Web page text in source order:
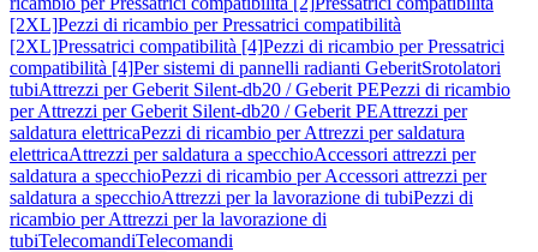
[2XL]Pezzi di ricambio per Pressatrici compatibilità
[2XL]Pressatrici compatibilità [4]Pezzi di ricambio per Pressatrici
compatibilità [4]Per sistemi di pannelli radianti GeberitSrotolatori
tubiAttrezzi per Geberit Silent-db20 / Geberit PEPezzi di ricambio
per Attrezzi per Geberit Silent-db20 / Geberit PEAttrezzi per
saldatura elettricaPezzi di ricambio per Attrezzi per saldatura
elettricaAttrezzi per saldatura a specchioAccessori attrezzi per
saldatura a specchioPezzi di ricambio per Accessori attrezzi per
saldatura a specchioAttrezzi per la lavorazione di tubiPezzi di
ricambio per Attrezzi per la lavorazione di
tubiTelecomandiTelecomandi